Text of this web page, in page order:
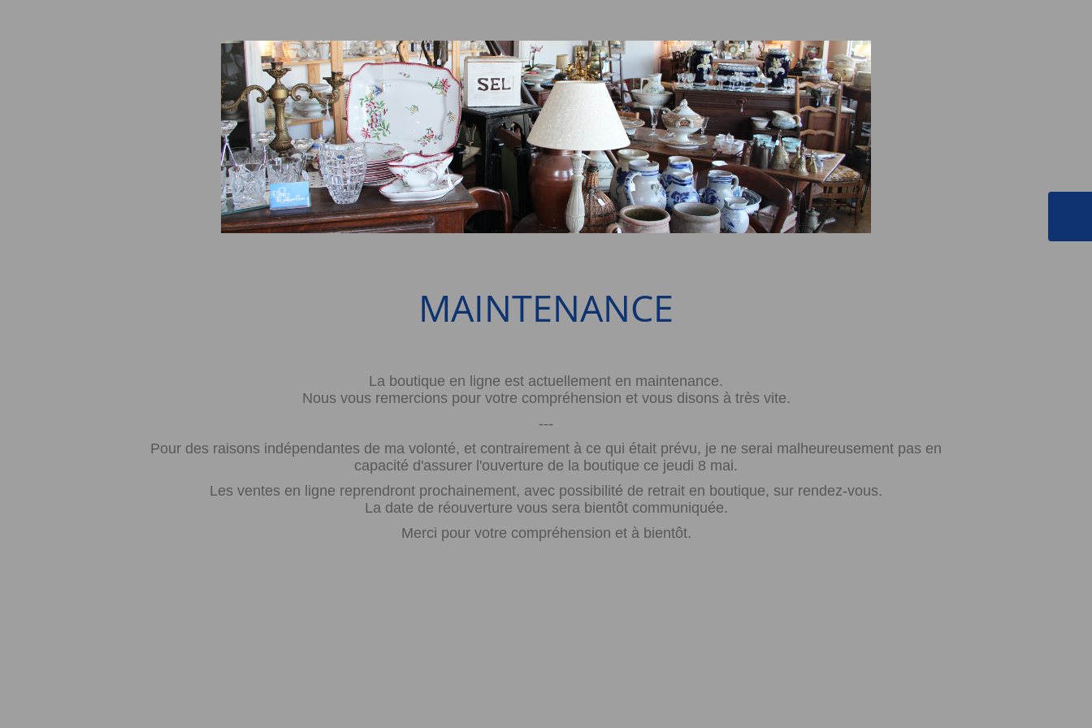
MAINTENANCE
La boutique en ligne est actuellement en maintenance.
Nous vous remercions pour votre compréhension et vous disons à très vite.
---
Pour des raisons indépendantes de ma volonté, et contrairement à ce qui était prévu, je ne serai malheureusement pas en
capacité d'assurer l'ouverture de la boutique ce jeudi 8 mai.
Les ventes en ligne reprendront prochainement, avec possibilité de retrait en boutique, sur rendez-vous.
La date de réouverture vous sera bientôt communiquée.
Merci pour votre compréhension et à bientôt.